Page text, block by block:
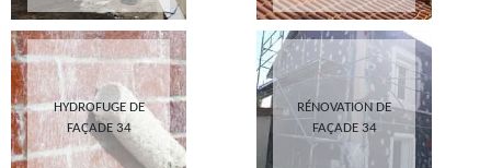
HYDROFUGE DE
FAÇADE 34
RÉNOVATION DE
FAÇADE 34